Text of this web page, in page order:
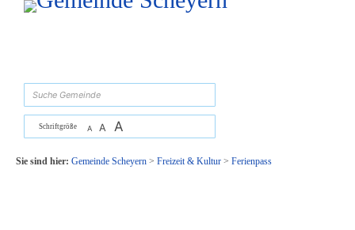
Zum Inhalt, zur Navigationoder zur Startseite springen.
Schriftgröße A A A
Sie sind hier: Gemeinde Scheyern> Freizeit & Kultur> Ferienpass